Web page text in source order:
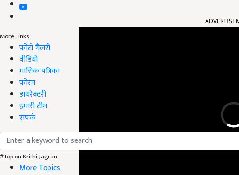
More Links
फोटो गैलरी
वीडियो
मासिक पत्रिका
फोरम
डायरेक्टरी
हमारी टीम
संपर्क
#Top on Krishi Jagran
More Topics